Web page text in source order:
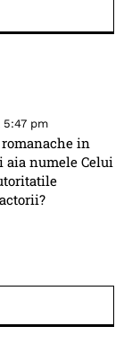
5:47 pm
in
numele Celui